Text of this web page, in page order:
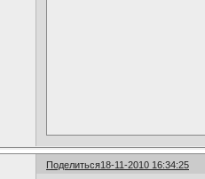
Поделиться18-11-2010 16:34:25